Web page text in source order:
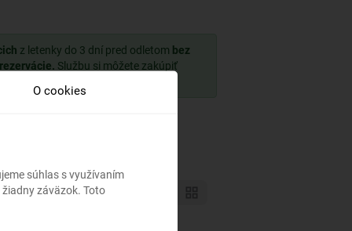
z letenky do 3 dní pred odletom bez
Službu si môžete zakúpiť
O cookies
súhlas s využívaním
záväzok. Toto